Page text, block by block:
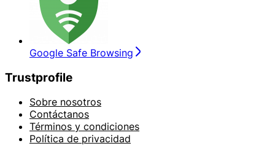
Google Safe Browsing
Trustprofile
Sobre nosotros
Contáctanos
Términos y condiciones
Política de privacidad